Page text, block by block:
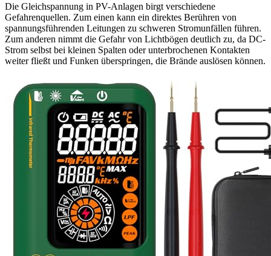
Die Gleichspannung in PV-Anlagen birgt verschiedene
Gefahrenquellen. Zum einen kann ein direktes Berühren von
spannungsführenden Leitungen zu schweren Stromunfällen führen.
Zum anderen nimmt die Gefahr von Lichtbögen deutlich zu, da DC-
Strom selbst bei kleinen Spalten oder unterbrochenen Kontakten
weiter fließt und Funken überspringen, die Brände auslösen können.